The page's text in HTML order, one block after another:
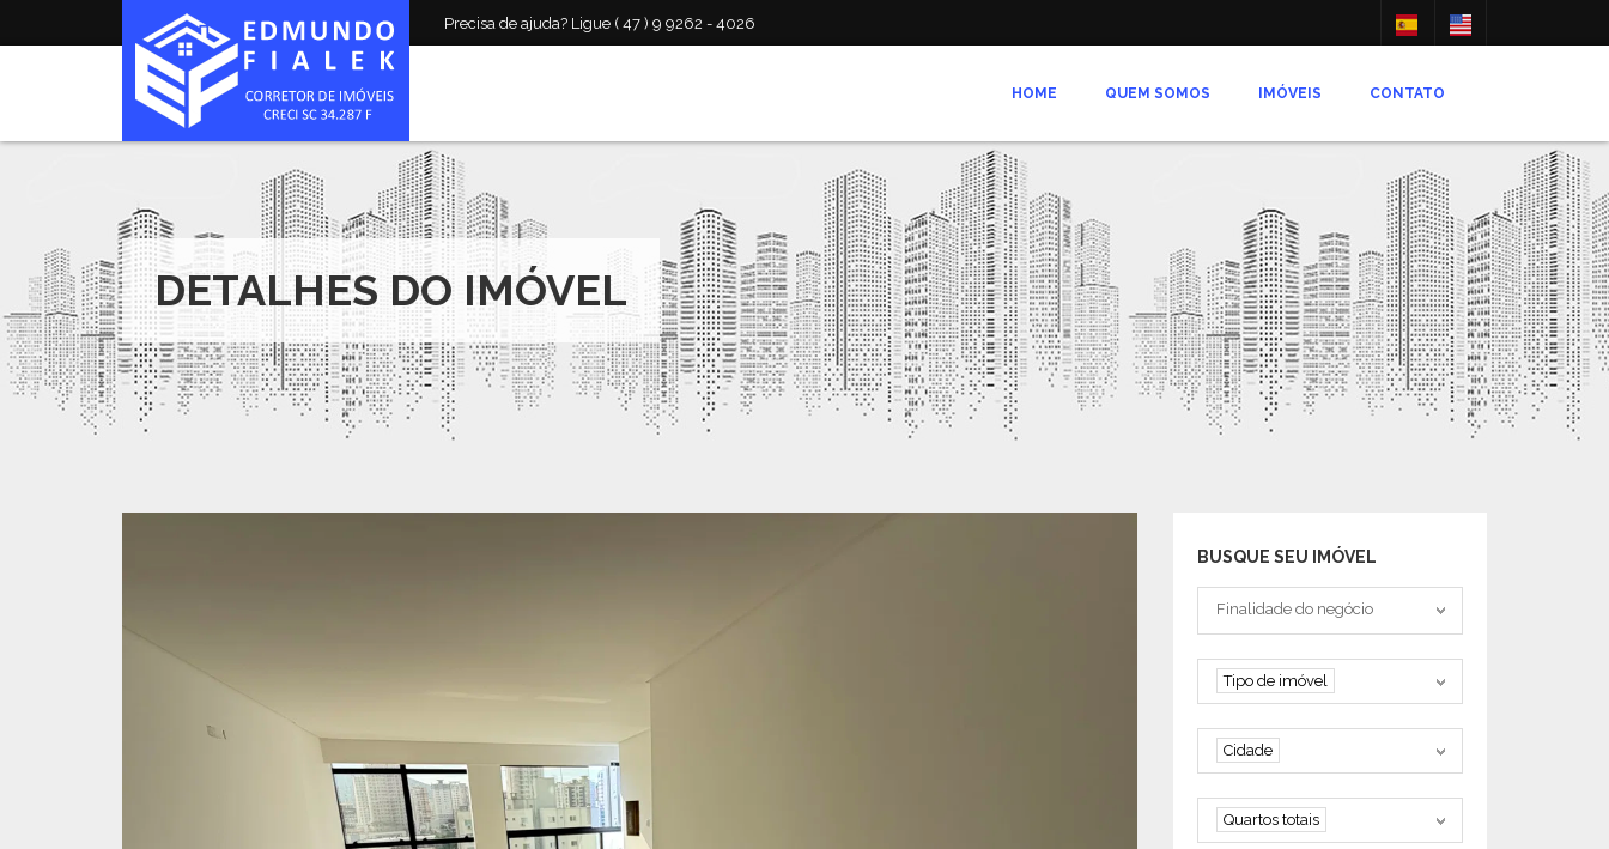
Precisa de ajuda? Ligue ( 47 ) 9 9262 - 4026
HOME QUEM SOMOS IMÓVEIS CONTATO
DETALHES DO IMÓVEL
BUSQUE SEU IMÓVEL
Tipo negociação
Finalidade do negócio
Tipo de imóvel
Tipo de imóvel
Cidade
Cidade
Quartos
Quartos totais